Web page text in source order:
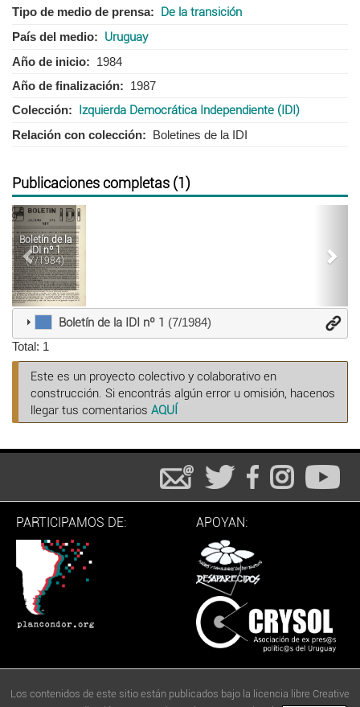
Tipo de medio de prensa
De la transición
País del medio Uruguay
Año de inicio
1984
Año de finalización
1987
Colección
Izquierda Democrática Independiente (IDI)
Relación con colección Boletines de la IDI
Publicaciones completas (1)
Boletín de la
IDI nº 1
(7/1984)
Anterior
Boletín de la IDI nº 1 (7/1984)
Total: 1
Este es un proyecto colectivo y colaborativo en
construcción. Si encontrás algún error u omisión, hacenos
llegar tus comentarios AQUÍ
PARTICIPAMOS DE: APOYAN:
Los contenidos de este sitio están publicados bajo la licencia libre Creative